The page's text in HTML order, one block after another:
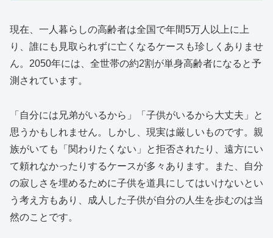
現在、一人暮らしの高齢者は全国で年間5万人以上に上
り、誰にも見取られずに亡くなるケースも珍しくありませ
ん。2050年には、全世帯の約2割が単身高齢者になると予
測されています。
「自分には兄弟がいるから」「子供がいるから大丈夫」と
思うかもしれません。しかし、現実は厳しいものです。親
族がいても「関わりたくない」と拒否されたり、遠方にい
て頼れなかったりするケースが多々あります。また、自分
の寂しさを埋めるために子供を道具にしてはいけないとい
う考え方もあり、成人した子供が自分の人生を歩むのは当
然のことです。